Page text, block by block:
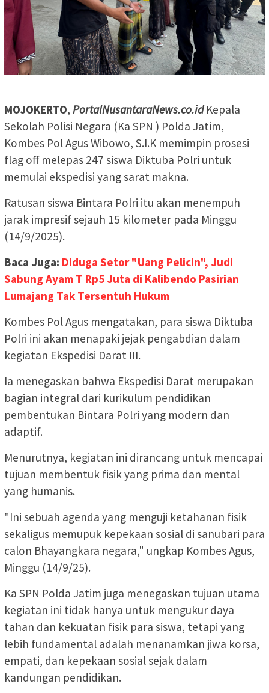
MOJOKERTO, PortalNusantaraNews.co.idKepala
Sekolah Polisi Negara (Ka SPN ) Polda Jatim,
Kombes Pol Agus Wibowo, S.I.K memimpin prosesi
flag off melepas 247 siswa Diktuba Polri untuk
memulai ekspedisi yang sarat makna.
Ratusan siswa Bintara Polri itu akan menempuh
jarak impresif sejauh 15 kilometer pada Minggu
(14/9/2025).
Baca Juga: Diduga Setor "Uang Pelicin", Judi
Sabung Ayam T Rp5 Juta di Kalibendo Pasirian
Lumajang Tak Tersentuh Hukum
Kombes Pol Agus mengatakan, para siswa Diktuba
Polri ini akan menapaki jejak pengabdian dalam
kegiatan Ekspedisi Darat III.
Ia menegaskan bahwa Ekspedisi Darat merupakan
bagian integral dari kurikulum pendidikan
pembentukan Bintara Polri yang modern dan
adaptif.
Menurutnya, kegiatan ini dirancang untuk mencapai
tujuan membentuk fisik yang prima dan mental
yang humanis.
"Ini sebuah agenda yang menguji ketahanan fisik
sekaligus memupuk kepekaan sosial di sanubari para
calon Bhayangkara negara," ungkap Kombes Agus,
Minggu (14/9/25).
Ka SPN Polda Jatim juga menegaskan tujuan utama
kegiatan ini tidak hanya untuk mengukur daya
tahan dan kekuatan fisik para siswa, tetapi yang
lebih fundamental adalah menanamkan jiwa korsa,
empati, dan kepekaan sosial sejak dalam
kandungan pendidikan.